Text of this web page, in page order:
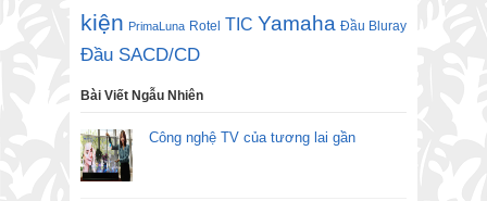
kiện PrimaLuna Rotel TIC Yamaha Đầu Bluray
Đầu SACD/CD
Bài Viết Ngẫu Nhiên
Công nghệ TV của tương lai gần